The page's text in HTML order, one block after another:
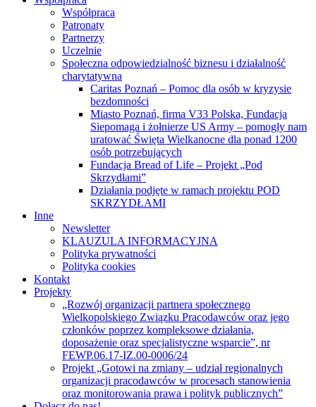
Współpraca
Patronaty
Partnerzy
Uczelnie
Społeczna odpowiedzialność biznesu i działalność
charytatywna
Caritas Poznań – Pomoc dla osób w kryzysie
bezdomności
Miasto Poznań, firma V33 Polska, Fundacja
Siepomaga i żołnierze US Army – pomogły nam
uratować Święta Wielkanocne dla ponad 1200
osób potrzebujących
Fundacja Bread of Life – Projekt „Pod
Skrzydłami”
Działania podjęte w ramach projektu POD
SKRZYDŁAMI
Inne
Newsletter
KLAUZULA INFORMACYJNA
Polityka prywatności
Polityka cookies
Kontakt
Projekty
„Rozwój organizacji partnera społecznego
Wielkopolskiego Związku Pracodawców oraz jego
członków poprzez kompleksowe działania,
doposażenie oraz specjalistyczne wsparcie”, nr
FEWP.06.17-IZ.00-0006/24
Projekt „Gotowi na zmiany – udział regionalnych
organizacji pracodawców w procesach stanowienia
oraz monitorowania prawa i polityk publicznych”